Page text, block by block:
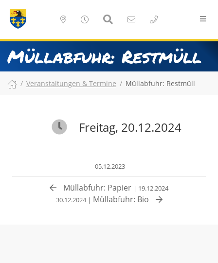
Müllabfuhr: Restmüll
Veranstaltungen & Termine Müllabfuhr: Restmüll
Freitag, 20.12.2024
05.12.2023
Müllabfuhr: Papier | 19.12.2024
30.12.2024 | Müllabfuhr: Bio